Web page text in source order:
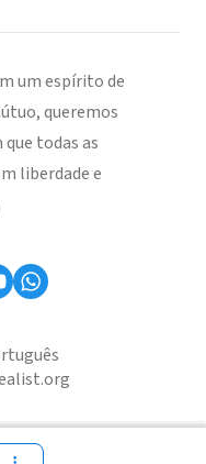
um espírito de
queremos
todas as
liberdade e